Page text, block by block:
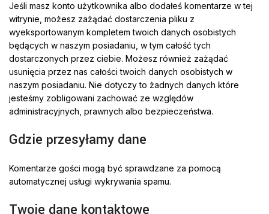
Jeśli masz konto użytkownika albo dodałeś komentarze w tej
witrynie, możesz zażądać dostarczenia pliku z
wyeksportowanym kompletem twoich danych osobistych
będących w naszym posiadaniu, w tym całość tych
dostarczonych przez ciebie. Możesz również zażądać
usunięcia przez nas całości twoich danych osobistych w
naszym posiadaniu. Nie dotyczy to żadnych danych które
jesteśmy zobligowani zachować ze względów
administracyjnych, prawnych albo bezpieczeństwa.
Gdzie przesyłamy dane
Komentarze gości mogą być sprawdzane za pomocą
automatycznej usługi wykrywania spamu.
Twoje dane kontaktowe